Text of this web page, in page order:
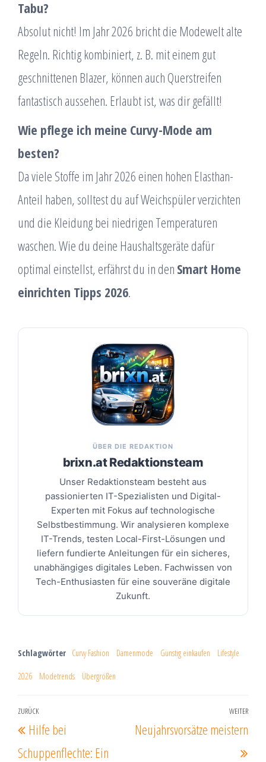
Tabu?
Absolut nicht! Im Jahr 2026 bricht die Modewelt alte
Regeln. Richtig kombiniert, z. B. mit einem gut
geschnittenen Blazer, können auch Querstreifen
fantastisch aussehen. Erlaubt ist, was dir gefällt!
Wie pflege ich meine Curvy-Mode am
besten?
Da viele Stoffe im Jahr 2026 einen hohen Elasthan-
Anteil haben, solltest du auf Weichspüler verzichten
und die Kleidung bei niedrigen Temperaturen
waschen. Wie du deine Haushaltsgeräte dafür
optimal einstellst, erfährst du in den Smart Home
einrichten Tipps 2026.
ÜBER DIE REDAKTION
brixn.at Redaktionsteam
Unser Redaktionsteam besteht aus
passionierten IT-Spezialisten und Digital-
Experten mit Fokus auf technologische
Selbstbestimmung. Wir analysieren komplexe
IT-Trends, testen Local-First-Lösungen und
liefern fundierte Anleitungen für ein sicheres,
unabhängiges digitales Leben. Fachwissen von
Tech-Enthusiasten für eine souveräne digitale
Zukunft.
Schlagwörter Curvy Fashion Damenmode Günstig einkaufen Lifestyle
2026 Modetrends Übergrößen
Beitragsnavigation
Vorheriger
Beitrag
ZURÜCK
Hilfe bei
Schuppenflechte: Ein
WEITER
Neujahrsvorsätze meistern